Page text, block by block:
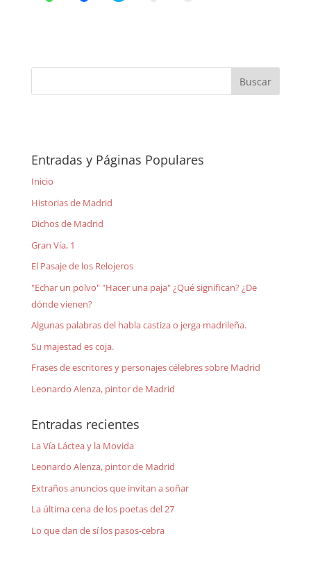
Entradas y Páginas Populares
Inicio
Historias de Madrid
Dichos de Madrid
Gran Vía, 1
El Pasaje de los Relojeros
"Echar un polvo" "Hacer una paja" ¿Qué significan? ¿De
dónde vienen?
Algunas palabras del habla castiza o jerga madrileña.
Su majestad es coja.
Frases de escritores y personajes célebres sobre Madrid
Leonardo Alenza, pintor de Madrid
Entradas recientes
La Vía Láctea y la Movida
Leonardo Alenza, pintor de Madrid
Extraños anuncios que invitan a soñar
La última cena de los poetas del 27
Lo que dan de sí los pasos-cebra